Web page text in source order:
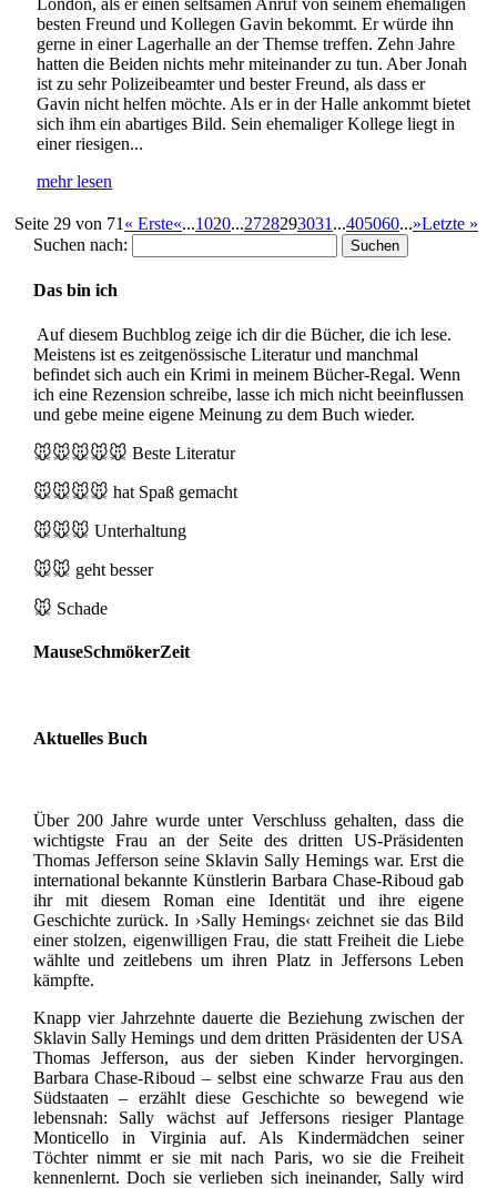
London, als er einen seltsamen Anruf von seinem ehemaligen
besten Freund und Kollegen Gavin bekommt. Er würde ihn
gerne in einer Lagerhalle an der Themse treffen. Zehn Jahre
hatten die Beiden nichts mehr miteinander zu tun. Aber Jonah
ist zu sehr Polizeibeamter und bester Freund, als dass er
Gavin nicht helfen möchte. Als er in der Halle ankommt bietet
sich ihm ein abartiges Bild. Sein ehemaliger Kollege liegt in
einer riesigen...
mehr lesen
Seite 29 von 71 « Erste«...1020...2728293031 ...405060...»Letzte »
Suchen nach:
Das bin ich
Auf diesem Buchblog zeige ich dir die Bücher, die ich lese.
Meistens ist es zeitgenössische Literatur und manchmal
befindet sich auch ein Krimi in meinem Bücher-Regal. Wenn
ich eine Rezension schreibe, lasse ich mich nicht beeinflussen
und gebe meine eigene Meinung zu dem Buch wieder.
🐭🐭🐭🐭🐭 Beste Literatur
🐭🐭🐭🐭 hat Spaß gemacht
🐭🐭🐭 Unterhaltung
🐭🐭 geht besser
🐭 Schade
MauseSchmökerZeit
Aktuelles Buch
Über 200 Jahre wurde unter Verschluss gehalten, dass die
wichtigste Frau an der Seite des dritten US-Präsidenten
Thomas Jefferson seine Sklavin Sally Hemings war. Erst die
international bekannte Künstlerin Barbara Chase-Riboud gab
ihr mit diesem Roman eine Identität und ihre eigene
Geschichte zurück. In ›Sally Hemings‹ zeichnet sie das Bild
einer stolzen, eigenwilligen Frau, die statt Freiheit die Liebe
wählte und zeitlebens um ihren Platz in Jeffersons Leben
kämpfte.
Knapp vier Jahrzehnte dauerte die Beziehung zwischen der
Sklavin Sally Hemings und dem dritten Präsidenten der USA
Thomas Jefferson, aus der sieben Kinder hervorgingen.
Barbara Chase-Riboud – selbst eine schwarze Frau aus den
Südstaaten – erzählt diese Geschichte so bewegend wie
lebensnah: Sally wächst auf Jeffersons riesiger Plantage
Monticello in Virginia auf. Als Kindermädchen seiner
Töchter nimmt er sie mit nach Paris, wo sie die Freiheit
kennenlernt. Doch sie verlieben sich ineinander, Sally wird